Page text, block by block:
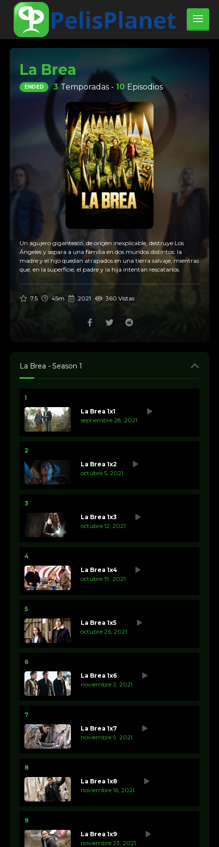
La Brea
ENDED 3Temporadas - 10 Episodios
Un agujero gigantesco, de origen inexplicable, destruye Los
Ángeles y separa a una familia en dos mundos distintos: la
madre y el hijo quedan atrapados en una tierra salvaje, mientras
que, en la superficie, el padre y la hija intentan rescatarlos.
7.5 45m 2021 360 Vistas
La Brea - Season 1
1
La Brea 1x1
septiembre 28, 2021
2
La Brea 1x2
octubre 5, 2021
3
La Brea 1x3
octubre 12, 2021
4
La Brea 1x4
octubre 19, 2021
5
La Brea 1x5
octubre 26, 2021
6
La Brea 1x6
noviembre 2, 2021
7
La Brea 1x7
noviembre 9, 2021
8
La Brea 1x8
noviembre 16, 2021
9
La Brea 1x9
noviembre 23, 2021